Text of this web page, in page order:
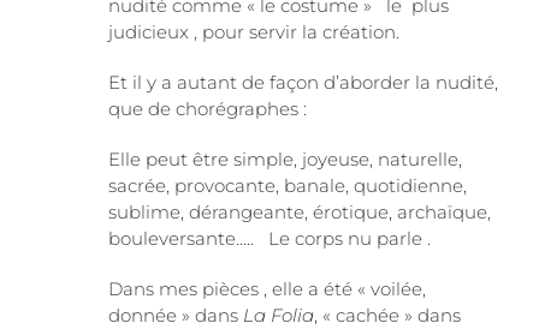
nudité comme « le costume » le plus
judicieux , pour servir la création.
Et il y a autant de façon d’aborder la nudité,
que de chorégraphes :
Elle peut être simple, joyeuse, naturelle,
sacrée, provocante, banale, quotidienne,
sublime, dérangeante, érotique, archaïque,
bouleversante….. Le corps nu parle .
Dans mes pièces , elle a été « voilée,
donnée » dans La Folia, « cachée » dans